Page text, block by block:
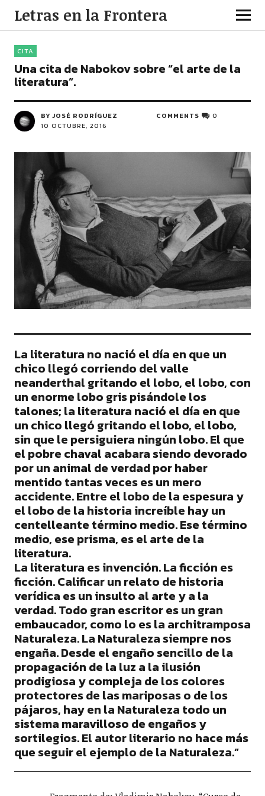
Letras en la Frontera
CITA
Una cita de Nabokov sobre “el arte de la
literatura”.
BY JOSÉ RODRÍGUEZ
10 OCTUBRE, 2016
COMMENTS 0
La literatura no nació el día en que un
chico llegó corriendo del valle
neanderthal gritando el lobo, el lobo, con
un enorme lobo gris pisándole los
talones; la literatura nació el día en que
un chico llegó gritando el lobo, el lobo,
sin que le persiguiera ningún lobo. El que
el pobre chaval acabara siendo devorado
por un animal de verdad por haber
mentido tantas veces es un mero
accidente. Entre el lobo de la espesura y
el lobo de la historia increíble hay un
centelleante término medio. Ese término
medio, ese prisma, es el arte de la
literatura.
La literatura es invención. La ficción es
ficción. Calificar un relato de historia
verídica es un insulto al arte y a la
verdad. Todo gran escritor es un gran
embaucador, como lo es la architramposa
Naturaleza. La Naturaleza siempre nos
engaña. Desde el engaño sencillo de la
propagación de la luz a la ilusión
prodigiosa y compleja de los colores
protectores de las mariposas o de los
pájaros, hay en la Naturaleza todo un
sistema maravilloso de engaños y
sortilegios. El autor literario no hace más
que seguir el ejemplo de la Naturaleza.”